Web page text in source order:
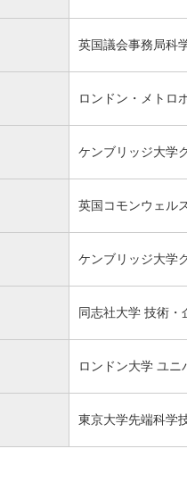
英国議会事務局科
ロンドン・メトロ
ケンブリッジ大学
英国コモンウェル
ケンブリッジ大学
同志社大学 技術・
ロンドン大学 ユ
東京大学先端科学